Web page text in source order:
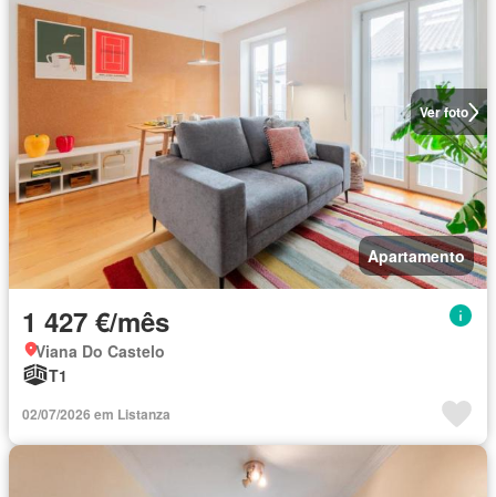
Ver foto
Apartamento
1 427 €/mês
Viana Do Castelo
T1
02/07/2026 em Listanza